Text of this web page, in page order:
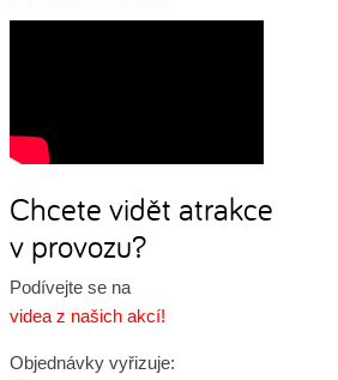
Chcete vidět atrakce
v provozu?
Podívejte se na
videa z našich akcí!
Objednávky vyřizuje: